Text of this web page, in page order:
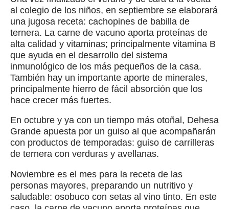
al colegio de los niños, en septiembre se elaborará
una jugosa receta: cachopines de babilla de
ternera. La carne de vacuno aporta proteínas de
alta calidad y vitaminas; principalmente vitamina B
que ayuda en el desarrollo del sistema
inmunológico de los más pequeños de la casa.
También hay un importante aporte de minerales,
principalmente hierro de fácil absorción que los
hace crecer más fuertes.
En octubre y ya con un tiempo más otoñal, Dehesa
Grande apuesta por un guiso al que acompañarán
con productos de temporadas: guiso de carrilleras
de ternera con verduras y avellanas.
Noviembre es el mes para la receta de las
personas mayores, preparando un nutritivo y
saludable: osobuco con setas al vino tinto. En este